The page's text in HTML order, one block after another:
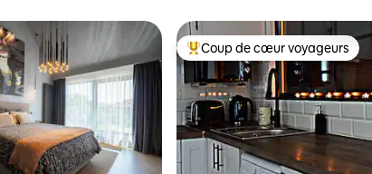
Coup de cœur voyageurs
Coup de cœur voyageurs